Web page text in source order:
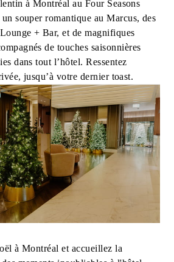
à Montréal au Four Seasons
souper romantique au Marcus, des
+ Bar, et de magnifiques
de touches saisonnières
dans tout l’hôtel. Ressentez
jusqu’à votre dernier toast.
à Montréal et accueillez la